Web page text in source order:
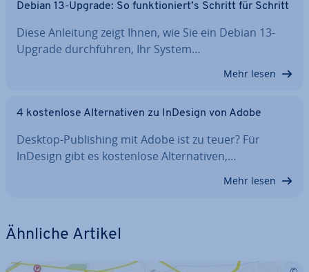
Debian 13-Upgrade: So funk­tio­niert’s Schritt für Schritt
Diese Anleitung zeigt Ihnen, wie Sie ein Debian 13-
Upgrade durch­füh­ren, Ihr System…
Mehr lesen
4 kos­ten­lo­se Al­ter­na­ti­ven zu InDesign von Adobe
Desktop-Pu­bli­shing mit Adobe ist zu teuer? Für
InDesign gibt es kos­ten­lo­se Al­ter­na­ti­ven,…
Mehr lesen
Ähnliche Artikel